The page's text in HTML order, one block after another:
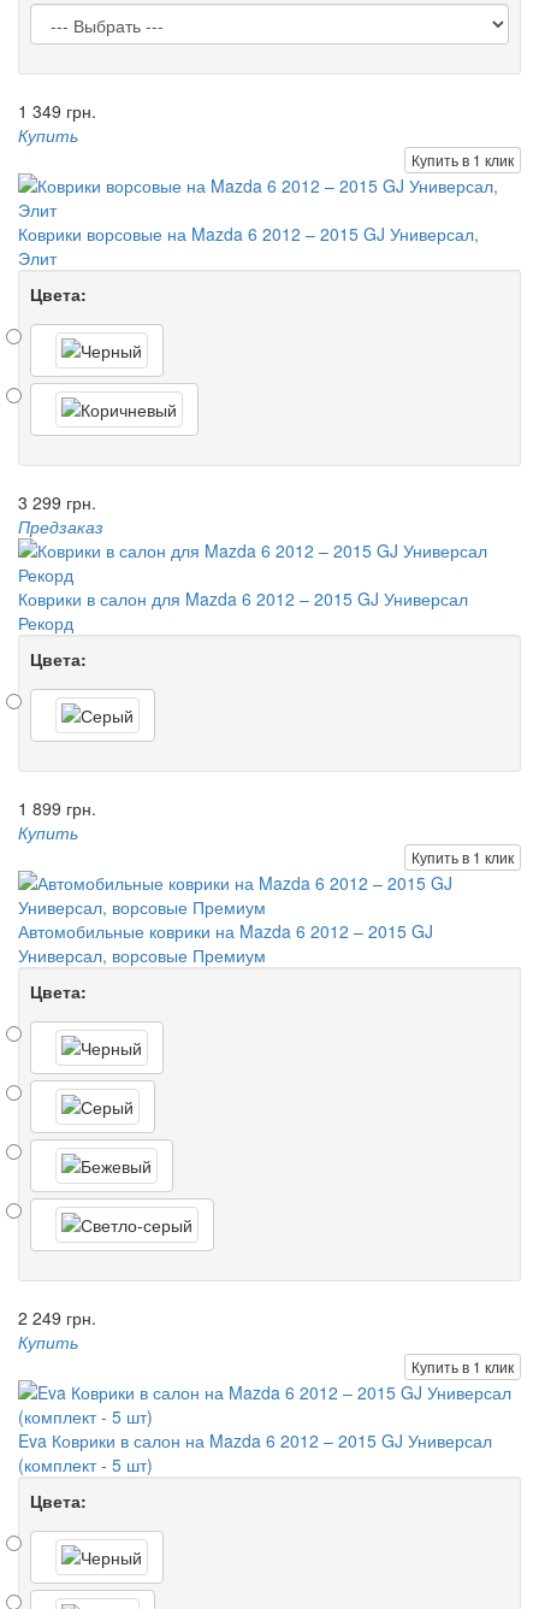
1 349 грн.
Купить
Купить в 1 клик
Коврики ворсовые на Mazda 6 2012 – 2015 GJ Универсал,
Элит
Цвета:
3 299 грн.
Предзаказ
Коврики в салон для Mazda 6 2012 – 2015 GJ Универсал
Рекорд
Цвета:
1 899 грн.
Купить
Купить в 1 клик
Автомобильные коврики на Mazda 6 2012 – 2015 GJ
Универсал, ворсовые Премиум
Цвета:
2 249 грн.
Купить
Купить в 1 клик
Eva Коврики в салон на Mazda 6 2012 – 2015 GJ Универсал
(комплект - 5 шт)
Цвета: